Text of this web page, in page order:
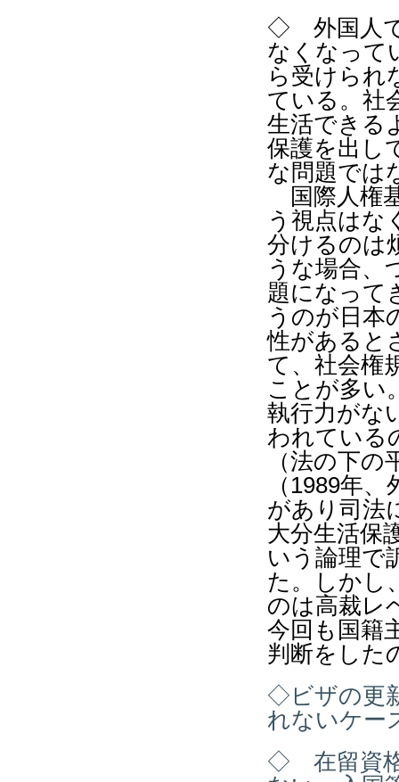
◇ 外国人
なくなって
ら受けられ
ている。社
生活できる
保護を出し
な問題では
国際人権
う視点はな
分けるのは
うな場合、
題になって
うのが日本
性があると
て、社会権
ことが多い
執行力がな
われている
（法の下
（ 1989年、
があり司法
大分生活保
いう論理で
た。しかし
のは高裁レ
今回も国籍
判断をした
◇ビザの更
れないケー
◇ 在留資格